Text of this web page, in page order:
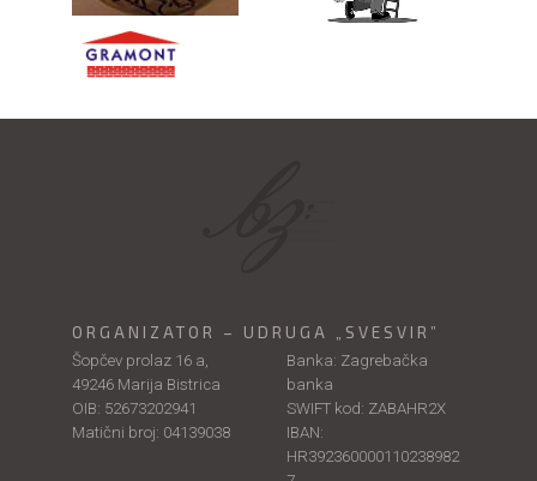
ORGANIZATOR – UDRUGA „SVESVIR”
Šopčev prolaz 16 a,
49246 Marija Bistrica
OIB: 52673202941
Matični broj: 04139038
Banka: Zagrebačka
banka
SWIFT kod: ZABAHR2X
IBAN:
HR392360000110238982